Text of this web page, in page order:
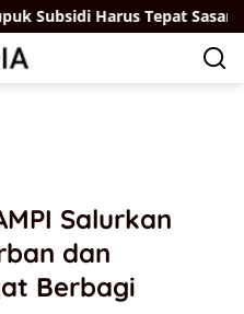
Harus Tepat Sasaran,
Salurkan
dan
Berbagi